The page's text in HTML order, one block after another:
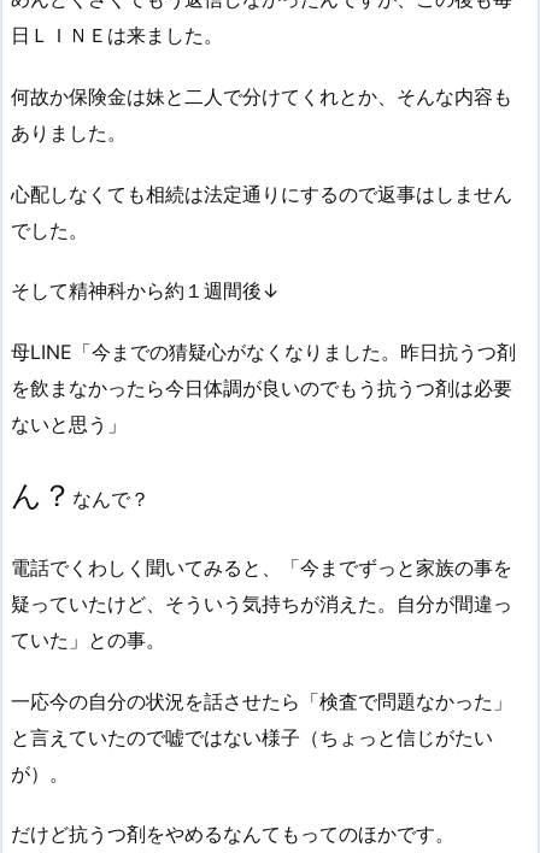
日ＬＩＮＥは来ました。
何故か保険金は妹と二人で分けてくれとか、そんな内容も
ありました。
心配しなくても相続は法定通りにするので返事はしません
でした。
そして精神科から約１週間後↓
母LINE「今までの猜疑心がなくなりました。昨日抗うつ剤
を飲まなかったら今日体調が良いのでもう抗うつ剤は必要
ないと思う」
ん？ なんで？
電話でくわしく聞いてみると、「今までずっと家族の事を
疑っていたけど、そういう気持ちが消えた。自分が間違っ
ていた」との事。
一応今の自分の状況を話させたら「検査で問題なかった」
と言えていたので嘘ではない様子（ちょっと信じがたい
が）。
だけど抗うつ剤をやめるなんてもってのほかです。